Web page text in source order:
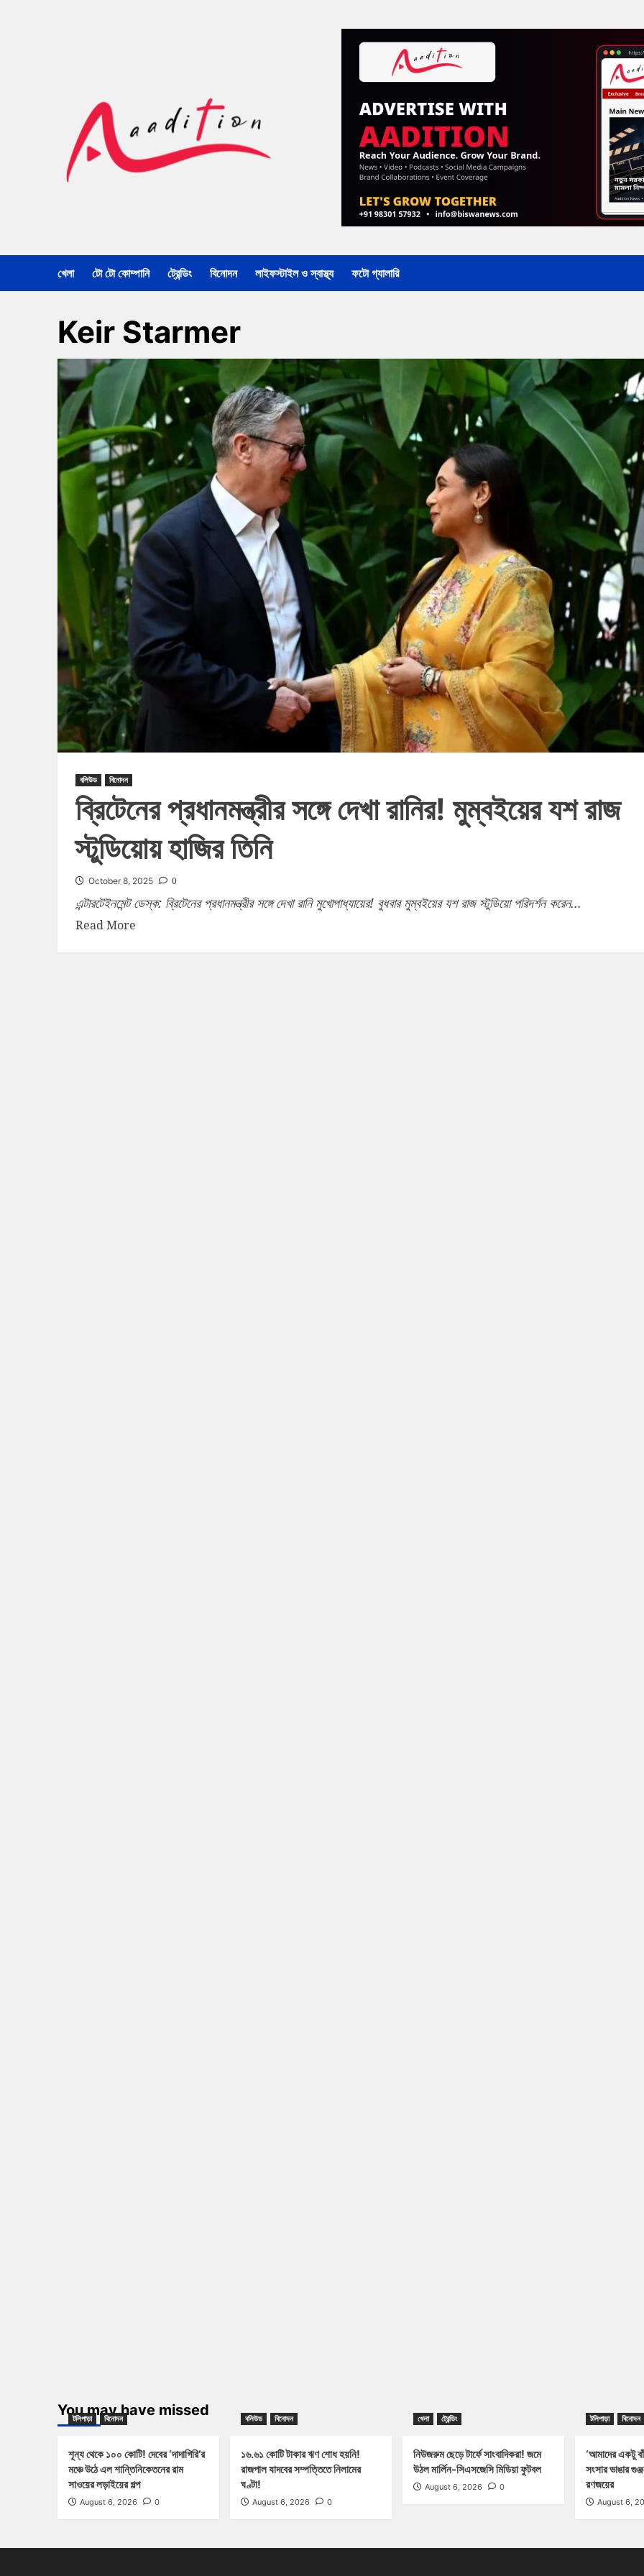
খেলা টো টো কোম্পানি ট্রেন্ডিং বিনোদন লাইফস্টাইল ও স্বাস্থ্য ফটো গ্যালারি
Keir Starmer
বলিউড বিনোদন
ব্রিটেনের প্রধানমন্ত্রীর সঙ্গে দেখা রানির! মুম্বইয়ের যশ রাজ
স্টুডিয়োয় হাজির তিনি
October 8, 2025 0
এন্টারটেইনমেন্ট ডেস্ক: ব্রিটেনের প্রধানমন্ত্রীর সঙ্গে দেখা রানি মুখোপাধ্যায়ের! বুধবার মুম্বইয়ের যশ রাজ স্টুডিয়ো পরিদর্শন করেন...
Read More
You may have missed
টলিপাড়া বিনোদন
শূন্য থেকে ১০০ কোটি! দেবের ‘দাদাগিরি’র
মঞ্চে উঠে এল শান্তিনিকেতনের রাম
সাওয়ের লড়াইয়ের গল্প
August 6, 2026 0
বলিউড বিনোদন
১৬.৬১ কোটি টাকার ঋণ শোধ হয়নি!
রাজপাল যাদবের সম্পত্তিতে নিলামের
ঘণ্টা!
August 6, 2026 0
খেলা ট্রেন্ডিং
নিউজরুম ছেড়ে টার্ফে সাংবাদিকরা! জমে
উঠল মার্লিন-সিএসজেসি মিডিয়া ফুটবল
August 6, 2026 0
টলিপাড়া বিনোদন
‘আমাদের একটু
সংসার ভাঙার
রণজয়ের
August 6,